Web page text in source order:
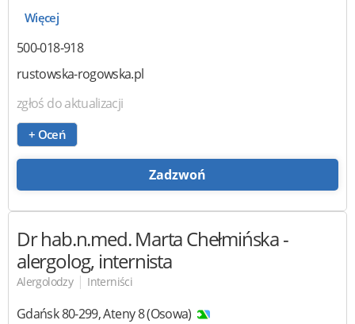
Więcej
500-018-918
rustowska-rogowska.pl
zgłoś do aktualizacji
+ Oceń
Zadzwoń
Dr hab.n.med. Marta Chełmińska-
alergolog, internista
Alergolodzy | Interniści
Gdańsk80-299,Ateny 8 (Osowa)